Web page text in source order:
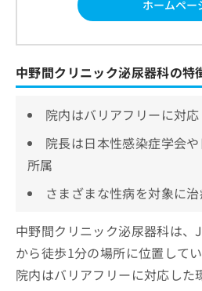
ホームペー
中野間クリニック泌尿器科の特
院内はバリアフリーに対応
院長は日本性感染症学会
所属
さまざまな性病を対象に
中野間クリニック泌尿器科は、
から徒歩1分の場所に位置して
院内はバリアフリーに対応した